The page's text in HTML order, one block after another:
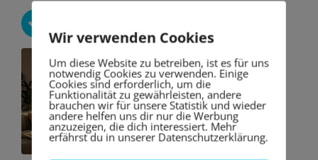
Wir verwenden Cookies
Um diese Website zu betreiben, ist es für uns
notwendig Cookies zu verwenden. Einige
Cookies sind erforderlich, um die
Funktionalität zu gewährleisten, andere
brauchen wir für unsere Statistik und wieder
andere helfen uns dir nur die Werbung
anzuzeigen, die dich interessiert. Mehr
erfährst du in unserer Datenschutzerklärung.